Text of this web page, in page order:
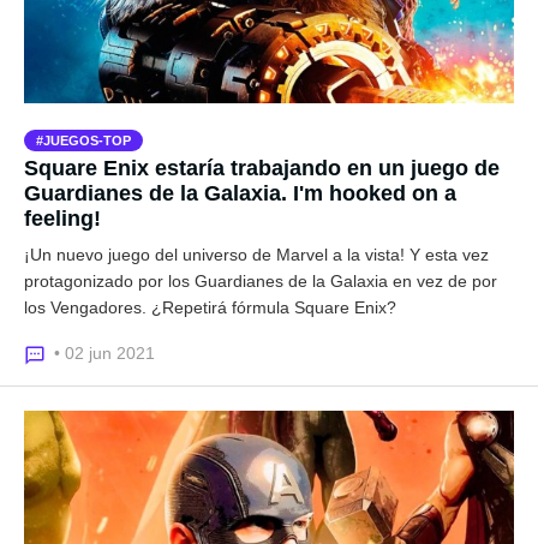
JUEGOS-TOP
Square Enix estaría trabajando en un juego de
Guardianes de la Galaxia. I'm hooked on a
feeling!
¡Un nuevo juego del universo de Marvel a la vista! Y esta vez
protagonizado por los Guardianes de la Galaxia en vez de por
los Vengadores. ¿Repetirá fórmula Square Enix?
• 02 jun 2021